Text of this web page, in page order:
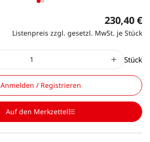
230,40 €
Listenpreis zzgl. gesetzl. MwSt. je Stück
Stück
Anmelden / Registrieren
Auf den Merkzettel